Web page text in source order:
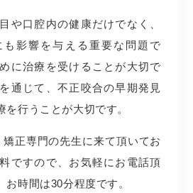
や口腔内の健康だけでなく、
影響を与える重要な問題で
に治療を受けることが大切で
通じて、不正咬合の早期発見
を行うことが大切です。
正専門の先生に来て頂いてお
ですので、お気軽にお電話頂
お時間は30分程度です。